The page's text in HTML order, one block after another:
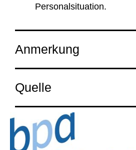
Personalsituation.
Anmerkung
Quelle